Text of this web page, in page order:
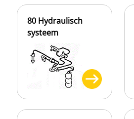
80 Hydraulisch
systeem